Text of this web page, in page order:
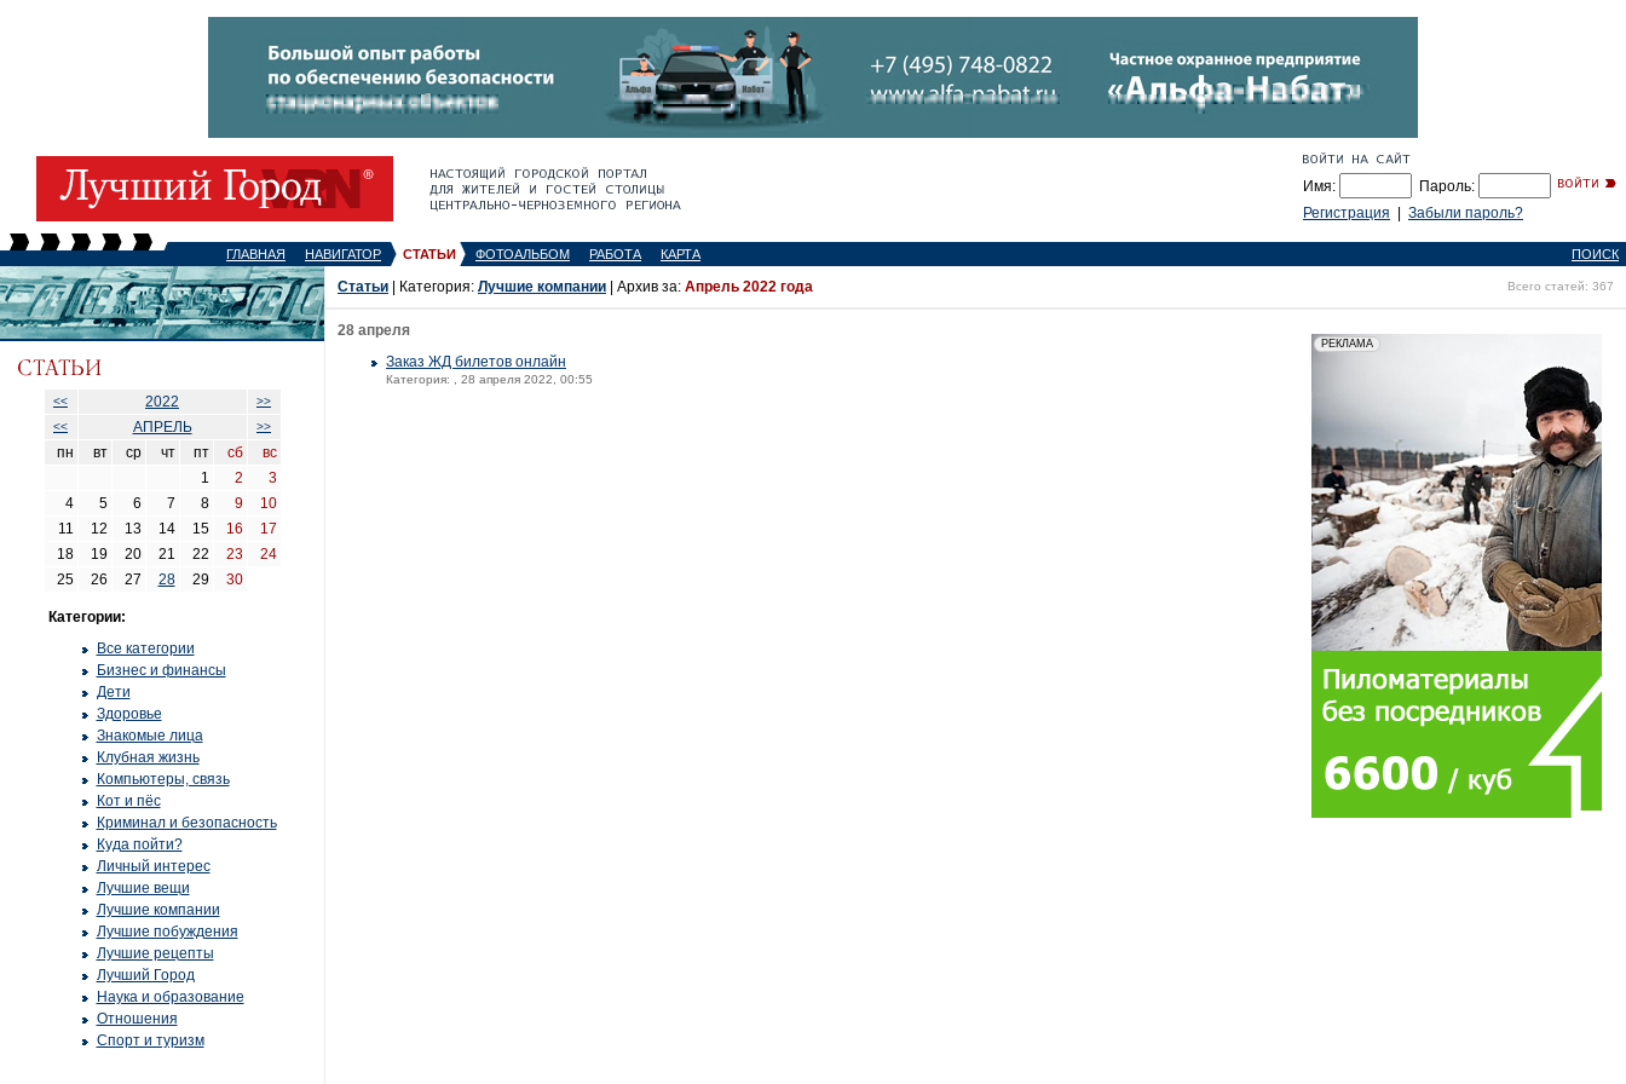
Имя:
Пароль:
Регистрация
Забыли пароль?
ГЛАВНАЯ НАВИГАТОР СТАТЬИ ФОТОАЛЬБОМ РАБОТА КАРТА ПОИСК
<< 2022
>>
<<
АПРЕЛЬ >>
пн вт ср чт пт сб
вс
1
2
3
4
5 6 7 8 9
10
11
12 13 14 15 16
17
18
19 20 21 22 23
24
25
26 27 28 29 30
Категории:
Все категории
Бизнес и финансы
Дети
Здоровье
Знакомые лица
Клубная жизнь
Компьютеры, связь
Кот и пёс
Криминал и безопасность
Куда пойти?
Личный интерес
Лучшие вещи
Лучшие компании
Лучшие побуждения
Лучшие рецепты
Лучший Город
Наука и образование
Отношения
Спорт и туризм
Статьи | Категория: Лучшие компании | Архив за: Апрель 2022 года Всего статей: 367
28 апреля
Заказ ЖД билетов онлайн
Категория: , 28 апреля 2022, 00:55